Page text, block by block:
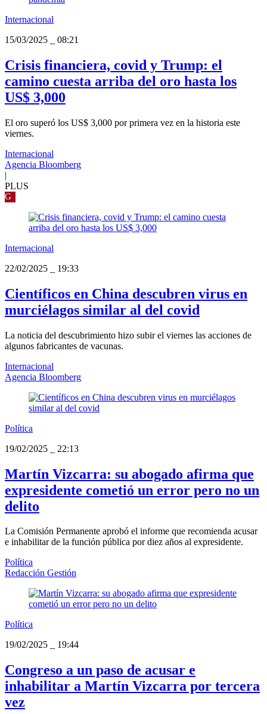
Internacional
15/03/2025
08:21
Crisis financiera, covid y Trump: el
camino cuesta arriba del oro hasta los
US$ 3,000
El oro superó los US$ 3,000 por primera vez en la historia este
viernes.
Internacional
Agencia Bloomberg
|
PLUS
G
Internacional
22/02/2025
19:33
Científicos en China descubren virus en
murciélagos similar al del covid
La noticia del descubrimiento hizo subir el viernes las acciones de
algunos fabricantes de vacunas.
Internacional
Agencia Bloomberg
Política
19/02/2025
22:13
Martín Vizcarra: su abogado afirma que
expresidente cometió un error pero no un
delito
La Comisión Permanente aprobó el informe que recomienda acusar
e inhabilitar de la función pública por diez años al expresidente.
Política
Redacción Gestión
Política
19/02/2025
19:44
Congreso a un paso de acusar e
inhabilitar a Martín Vizcarra por tercera
vez